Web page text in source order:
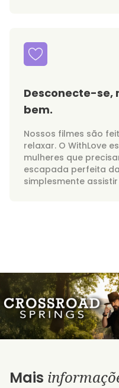
Desconecte-se,
bem.
Nossos filmes são
relaxar. O WithLove
mulheres que
escapada perfeita
simplesmente
Mais